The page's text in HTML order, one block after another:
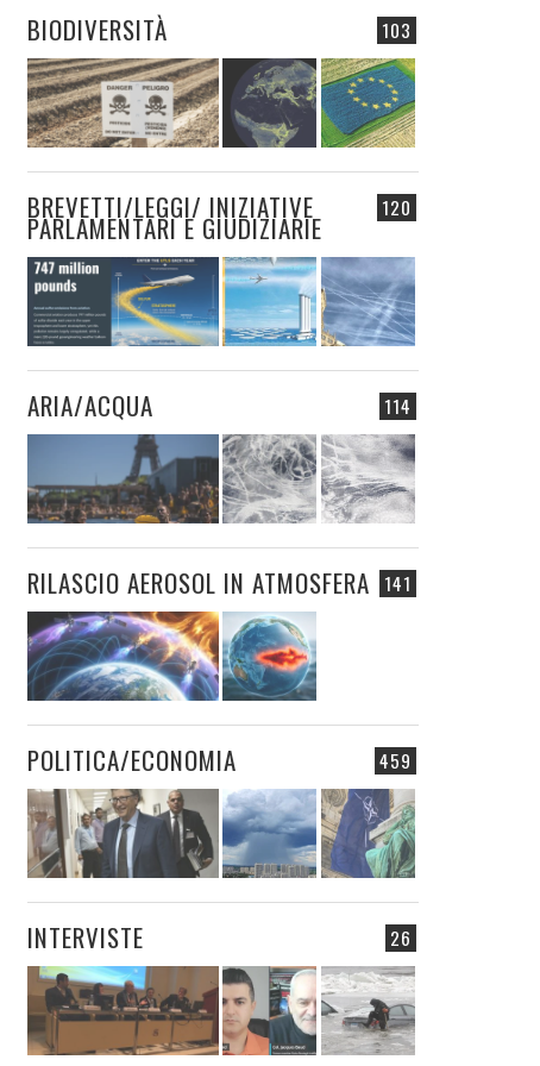
103
BIODIVERSITÀ
120
BREVETTI/LEGGI/ INIZIATIVE
PARLAMENTARI E GIUDIZIARIE
114
ARIA/ACQUA
141
RILASCIO AEROSOL IN ATMOSFERA
459
POLITICA/ECONOMIA
26
INTERVISTE